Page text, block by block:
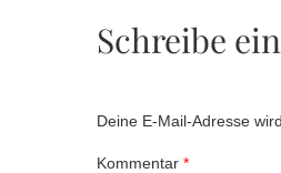
Schreibe
Deine E-Mail-Adresse
Kommentar *